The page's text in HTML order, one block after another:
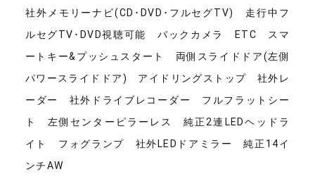
社外メモリーナビ(CD･DVD･フルセグTV) 走行中フ
ルセグTV･DVD視聴可能 バックカメラ ETC スマ
ートキー&プッシュスタート 両側スライドドア(左側
パワースライドドア) アイドリングストップ 社外レ
ーダー 社外ドライブレコーダー フルフラットシー
ト 左側センターピラーレス 純正2連LEDヘッドラ
イト フォグランプ 社外LEDドアミラー 純正14イ
ンチAW